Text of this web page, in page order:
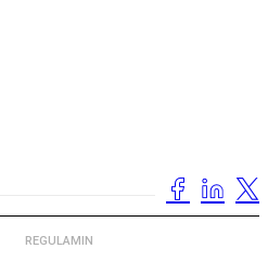
REGULAMIN